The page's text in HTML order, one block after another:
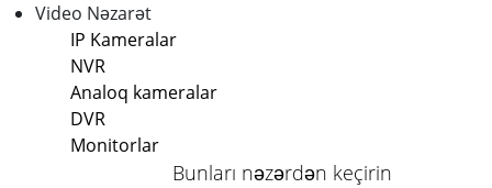
Video Nəzarət
IP Kameralar
NVR
Analoq kameralar
DVR
Monitorlar
Bunları nəzərdən keçirin